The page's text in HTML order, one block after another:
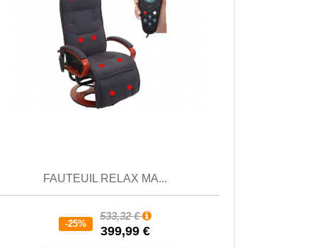
FAUTEUIL RELAX MA...
-25%
533,32 €
399,99 €